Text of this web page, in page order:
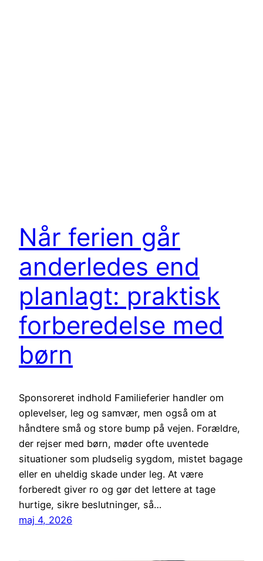
Når ferien går
anderledes end
planlagt: praktisk
forberedelse med
børn
Sponsoreret indhold Familieferier handler om
oplevelser, leg og samvær, men også om at
håndtere små og store bump på vejen. Forældre,
der rejser med børn, møder ofte uventede
situationer som pludselig sygdom, mistet bagage
eller en uheldig skade under leg. At være
forberedt giver ro og gør det lettere at tage
hurtige, sikre beslutninger, så…
maj 4, 2026